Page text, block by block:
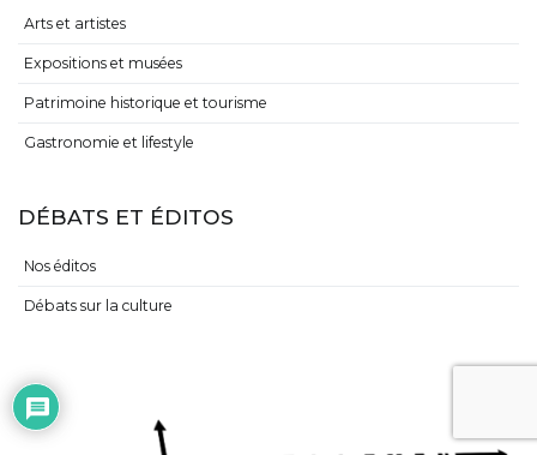
Arts et artistes
Expositions et musées
Patrimoine historique et tourisme
Gastronomie et lifestyle
DÉBATS ET ÉDITOS
Nos éditos
Débats sur la culture